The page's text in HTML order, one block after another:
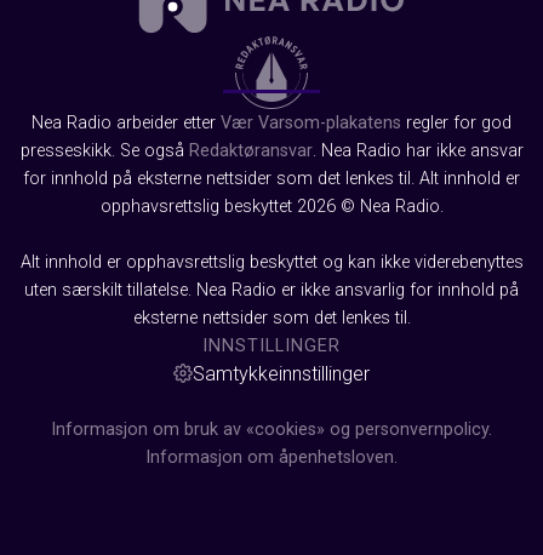
Nea Radio arbeider etter Vær Varsom-plakatens regler for god
presseskikk. Se også Redaktøransvar. Nea Radio har ikke ansvar
for innhold på eksterne nettsider som det lenkes til. Alt innhold er
opphavsrettslig beskyttet 2026 © Nea Radio.
Alt innhold er opphavsrettslig beskyttet og kan ikke viderebenyttes
uten særskilt tillatelse. Nea Radio er ikke ansvarlig for innhold på
eksterne nettsider som det lenkes til.
INNSTILLINGER
Samtykkeinnstillinger
Informasjon om bruk av «cookies» og personvernpolicy.
Informasjon om åpenhetsloven.